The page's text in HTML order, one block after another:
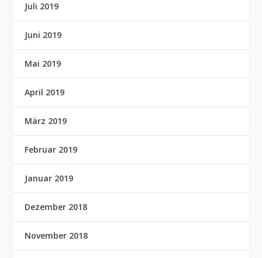
Juli 2019
Juni 2019
Mai 2019
April 2019
März 2019
Februar 2019
Januar 2019
Dezember 2018
November 2018